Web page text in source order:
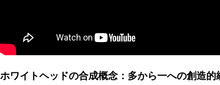
ホワイトヘッドの合成概念：多から一への創造的